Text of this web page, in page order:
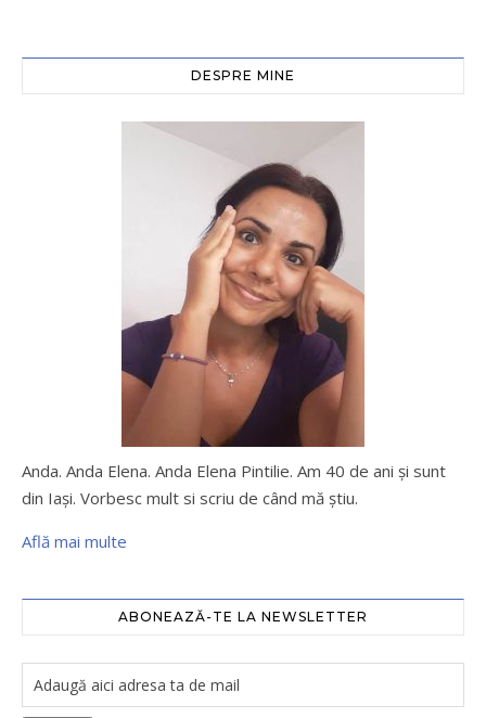
DESPRE MINE
Anda. Anda Elena. Anda Elena Pintilie. Am 40 de ani şi sunt
din Iaşi. Vorbesc mult si scriu de când mă ştiu.
Află mai multe
ABONEAZĂ-TE LA NEWSLETTER